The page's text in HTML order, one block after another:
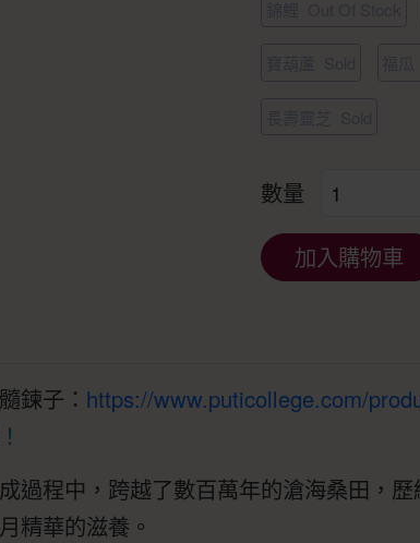
數量
加入購物車
鍊子： https://www.puticollege.com/
過程中，跨越了數百萬年的滄海桑田，
精華的滋養。